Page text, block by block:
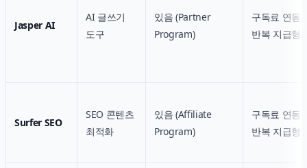
Jasper AI
AI 글쓰기
도구
있음 (Partner
Program)
구독료 연동
반복 지급형
Surfer SEO
SEO 콘텐츠
최적화
있음 (Affiliate
Program)
구독료 연동
반복 지급형